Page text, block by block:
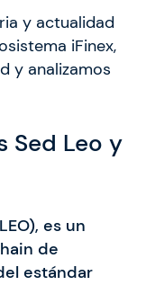
y actualidad
iFinex,
y analizamos
Sed Leo y
es un
de
estándar